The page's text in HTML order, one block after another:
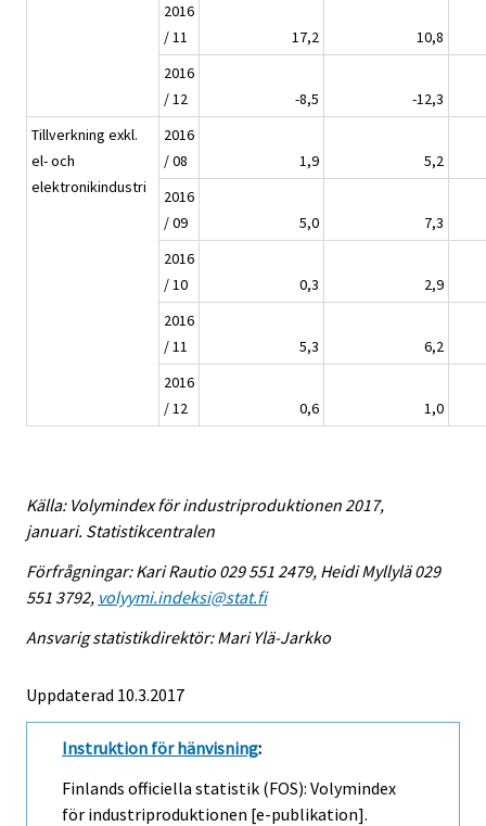
2016
/ 11
17,2
10,8
2016
/ 12
-8,5
-12,3
Tillverkning exkl.
el- och
elektronikindustri
2016
/ 08
1,9
5,2
2016
/ 09
5,0
7,3
2016
/ 10
0,3
2,9
2016
/ 11
5,3
6,2
2016
/ 12
0,6 1,0
Källa: Volymindex för industriproduktionen 2017,
januari. Statistikcentralen
Förfrågningar: Kari Rautio 029 551 2479, Heidi Myllylä 029
551 3792, volyymi.indeksi@stat.fi
Ansvarig statistikdirektör: Mari Ylä-Jarkko
Uppdaterad 10.3.2017
Instruktion för hänvisning:
Finlands officiella statistik (FOS): Volymindex
för industriproduktionen [e-publikation].